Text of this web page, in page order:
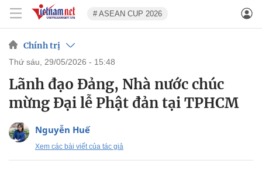
# ASEAN CUP 2026
Chính trị
thứ sáu, 29/05/2026 - 15:48
Lãnh đạo Đảng, Nhà nước chúc
mừng Đại lễ Phật đản tại TPHCM
Nguyễn Huế
Xem các bài viết của tác giả